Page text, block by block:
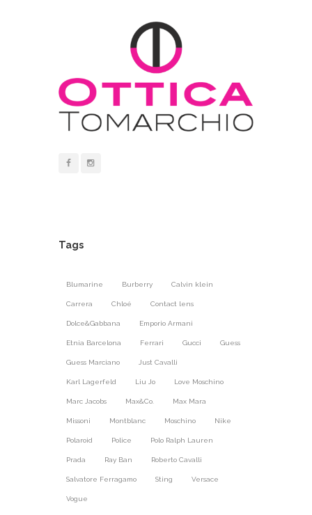
Tags
Blumarine Burberry Calvin klein
Carrera Chloé Contact lens
Dolce&Gabbana Emporio Armani
Etnia Barcelona Ferrari Gucci Guess
Guess Marciano Just Cavalli
Karl Lagerfeld Liu Jo Love Moschino
Marc Jacobs Max&Co. Max Mara
Missoni Montblanc Moschino Nike
Polaroid Police Polo Ralph Lauren
Prada Ray Ban Roberto Cavalli
Salvatore Ferragamo Sting Versace
Vogue